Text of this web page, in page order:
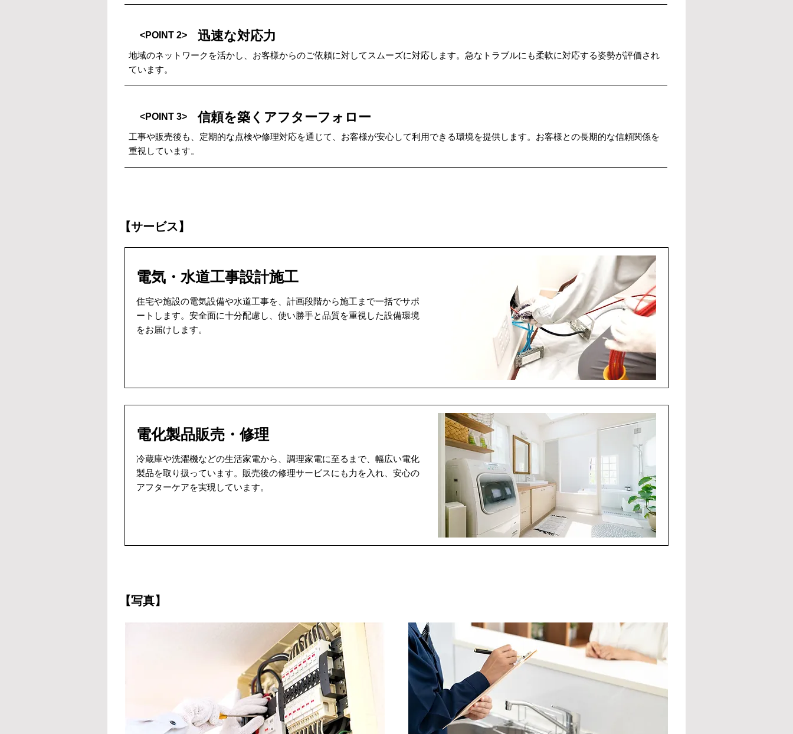
<POINT 2> 迅速な対応力
地域のネットワークを活かし、お客様からのご依頼に対してスムーズに対応します。急なトラブルにも柔軟に対応する姿勢が評価され
ています。
<POINT 3> 信頼を築くアフターフォロー
工事や販売後も、定期的な点検や修理対応を通じて、お客様が安心して利用できる環境を提供します。お客様との長期的な信頼関係を
重視しています。
【サービス】
電気・水道工事設計施工
住宅や施設の電気設備や水道工事を、計画段階から施工まで一括でサポ
ートします。安全面に十分配慮し、使い勝手と品質を重視した設備環境
をお届けします。
電化製品販売・修理
冷蔵庫や洗濯機などの生活家電から、調理家電に至るまで、幅広い電化
製品を取り扱っています。販売後の修理サービスにも力を入れ、安心の
アフターケアを実現しています。
【写真】